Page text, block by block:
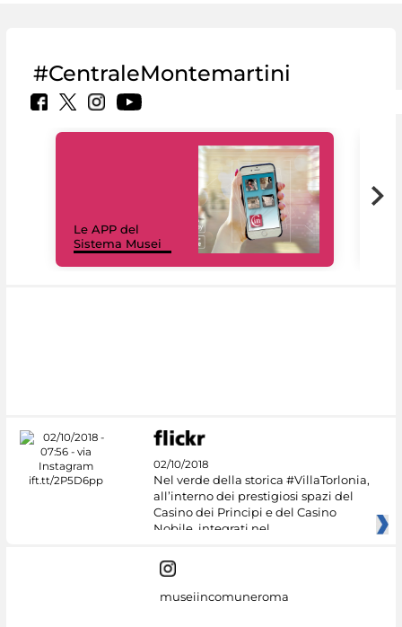
#CentraleMontemartini
Le APP del
Sistema Musei
02/10/2018
Nel verde della storica #VillaTorlonia,
all’interno dei prestigiosi spazi del
Casino dei Principi e del Casino
Nobile, integrati nel
museiincomuneroma